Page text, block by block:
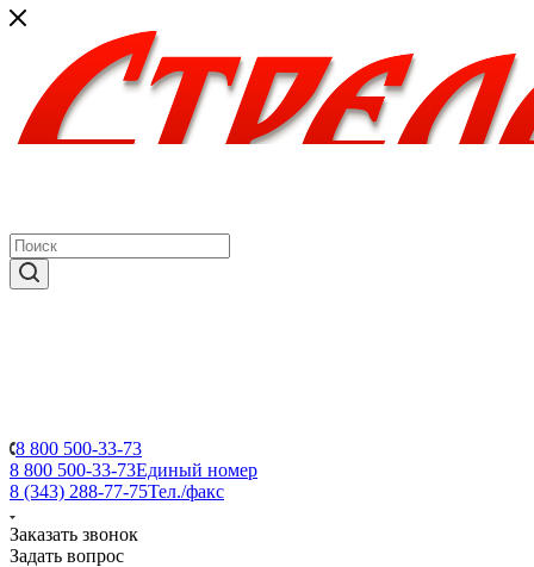
8 800 500-33-73
8 800 500-33-73Единый номер
8 (343) 288-77-75Тел./факс
Заказать звонок
Задать вопрос